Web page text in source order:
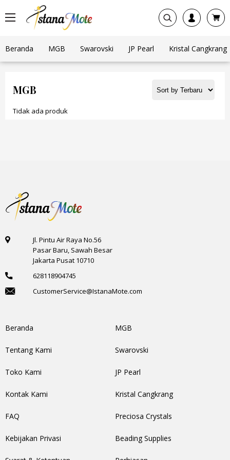
Beranda MGB Swarovski JP Pearl Kristal Cangkrang
MGB
Tidak ada produk
Jl. Pintu Air Raya No.56
Pasar Baru, Sawah Besar
Jakarta Pusat 10710
628118904745
CustomerService@IstanaMote.com
Beranda
Tentang Kami
Toko Kami
Kontak Kami
FAQ
Kebijakan Privasi
MGB
Swarovski
JP Pearl
Kristal Cangkrang
Preciosa Crystals
Beading Supplies